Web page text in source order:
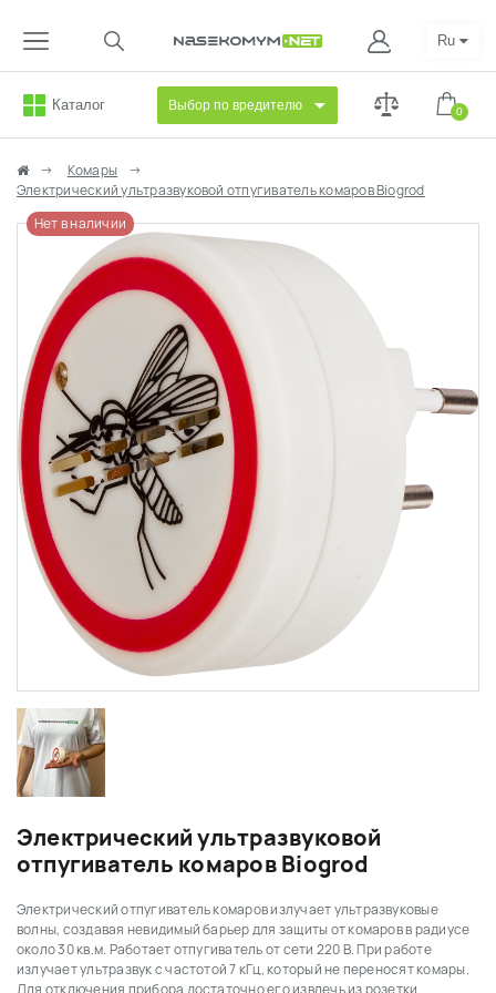
Каталог Выбор по вредителю 0
Ru
Комары
Электрический ультразвуковой отпугиватель комаров Biogrod
Нет в наличии
Электрический ультразвуковой
отпугиватель комаров Biogrod
Электрический отпугиватель комаров излучает ультразвуковые
волны, создавая невидимый барьер для защиты от комаров в радиусе
около 30 кв.м. Работает отпугиватель от сети 220 В. При работе
излучает ультразвук с частотой 7 кГц, который не переносят комары.